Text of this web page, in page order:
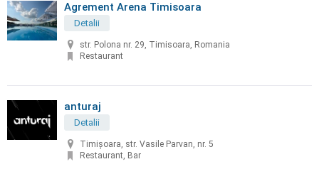
Agrement Arena Timisoara
Detalii
str. Polona nr. 29, Timisoara, Romania
Restaurant
anturaj
Detalii
Timișoara, str. Vasile Parvan, nr. 5
Restaurant, Bar